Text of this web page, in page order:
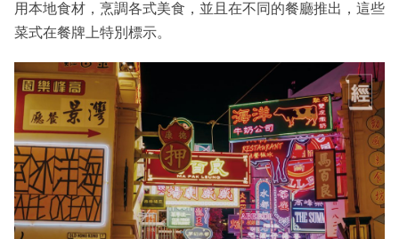
用本地食材，烹調各式美食，並且在不同的餐廳推出，這些
菜式在餐牌上特別標示。